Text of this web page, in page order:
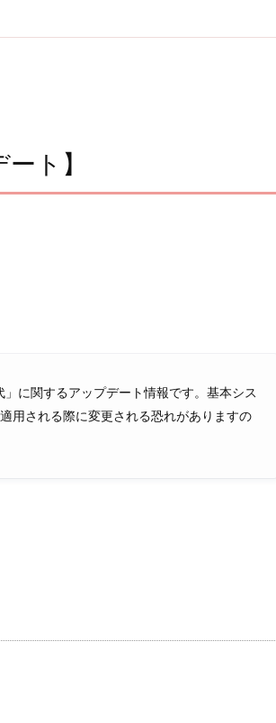
ト】
に関するアップデート情報です。基本シス
用される際に変更される恐れがありますの